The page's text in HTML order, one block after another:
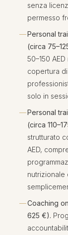
senza
permesso
Personal
(circa
50–150
copertura
solo in
Personal
(circa
strutturato
AED,
Coaching
625 €).